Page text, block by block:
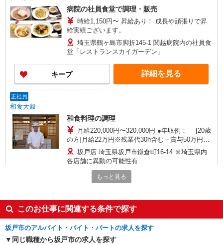
病院の社員食堂で調理・販売
時給1,150円〜 昇給あり！ 成長や頑張りで昇
給実績ございます。
埼玉県鶴ヶ島市脚折145-1 関越病院内の社員食
堂「レストランスカイガーデン」
キープ 詳細を見る
正社員
和食大穀
和食料理の調理
月給220,000円〜320,000円 ●年収例： [20歳
の方]月給22万円※残業代30h含む＋賞与50万円
年収314万円 [25歳の方]月給26万円※残業代30h含
む＋賞与50万円 年収362万円 [30歳の方]月給30
万円※残業代30h含む＋賞与60万円 年収444万円
※年齢・経験・能力による ※昇給あり ※現給与考
坂戸店 埼玉県坂戸市鎌倉町16-14 ※埼玉県内
各店舗に異動の可能性有
アルバイト パート
坂戸市の公立中学校での調理補助スタッフ／食
器洗浄
もっと見る
このお仕事に関連する条件で探す
坂戸市のアルバイト・バイト・パートの求人を探す
同じ職種から坂戸市の求人を探す